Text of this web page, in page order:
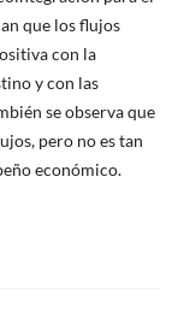
que los flujos
con la
y con las
se observa que
pero no es tan
económico.